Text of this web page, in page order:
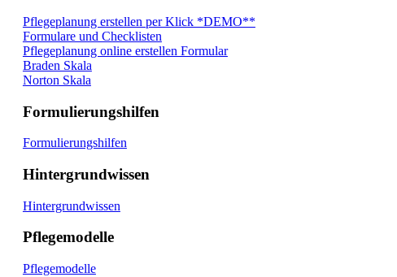
Pflegeplanung erstellen per Klick *DEMO**
Formulare und Checklisten
Pflegeplanung online erstellen Formular
Braden Skala
Norton Skala
Formulierungshilfen
Formulierungshilfen
Hintergrundwissen
Hintergrundwissen
Pflegemodelle
Pflegemodelle